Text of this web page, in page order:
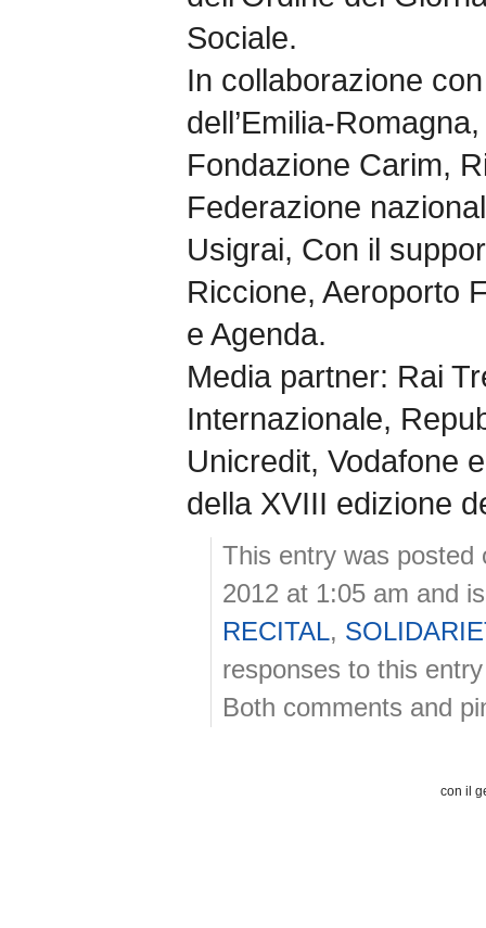
Sociale.
In collaborazione
dell’Emilia-
Fondazione Carim,
Federazione
Usigrai, Con il
Riccione, Aeroporto
e Agenda.
Media partner: Rai
Internazionale,
Unicredit, Vodafone
della XVIII edizione
This entry was posted
2012 at 1:05 am and
RECITAL,
responses to this
Both comments and
con il